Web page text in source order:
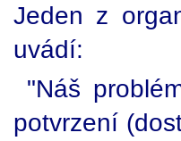
Jeden z
uvádí:
"Náš
potvrzení